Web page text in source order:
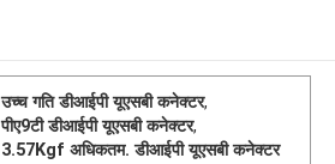
उच्च गति डीआईपी यूएसबी कनेक्टर,
पीए9टी डीआईपी यूएसबी कनेक्टर,
3.57Kgf अधिकतम. डीआईपी यूएसबी कनेक्टर